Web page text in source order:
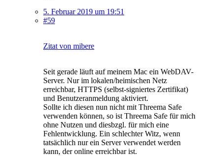
5. Februar 2019 um 19:51
#59
Zitat von mibere
Seit gerade läuft auf meinem Mac ein WebDAV-
Server. Nur im lokalen/heimischen Netz
erreichbar, HTTPS (selbst-signiertes Zertifikat)
und Benutzeranmeldung aktiviert.
Sollte ich diesen nun nicht mit Threema Safe
verwenden können, so ist Threema Safe für mich
ohne Nutzen und diesbzgl. für mich eine
Fehlentwicklung. Ein schlechter Witz, wenn
tatsächlich nur ein Server verwendet werden
kann, der online erreichbar ist.